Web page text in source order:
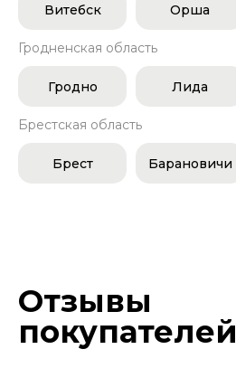
Витебск Орша
Гродненская область
Гродно Лида
Брестская область
Брест Барановичи
Отзывы
покупателей